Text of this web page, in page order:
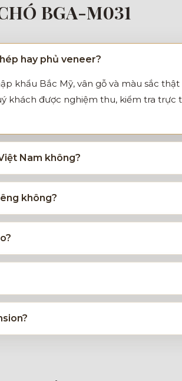
BGA-M031
hay phủ veneer?
khẩu Bắc Mỹ, vân gỗ và màu sắc thật
khách được nghiệm thu, kiểm tra trực
Nam không?
không?